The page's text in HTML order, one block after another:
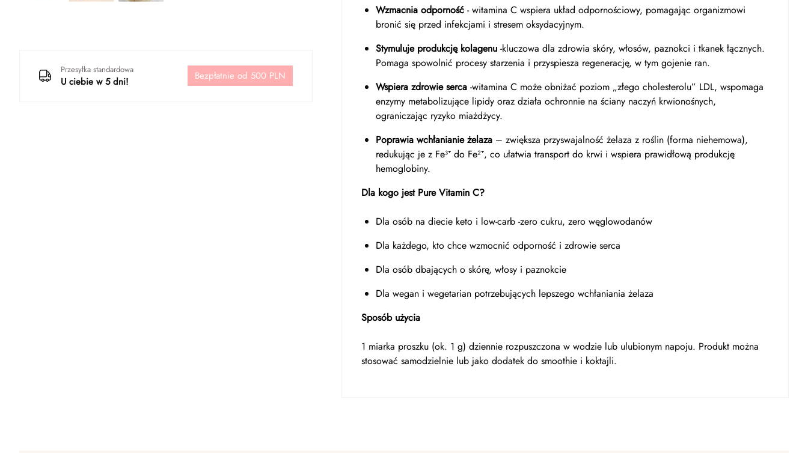
Przesyłka standardowa
U ciebie w 5 dni! Bezpłatnie od 500 PLN
Wzmacnia odporność - witamina C wspiera układ odpornościowy, pomagając organizmowi
bronić się przed infekcjami i stresem oksydacyjnym.
Stymuluje produkcję kolagenu -kluczowa dla zdrowia skóry, włosów, paznokci i tkanek łącznych.
Pomaga spowolnić procesy starzenia i przyspiesza regenerację, w tym gojenie ran.
Wspiera zdrowie serca -witamina C może obniżać poziom „złego cholesterolu” LDL, wspomaga
enzymy metabolizujące lipidy oraz działa ochronnie na ściany naczyń krwionośnych,
ograniczając ryzyko miażdżycy.
Poprawia wchłanianie żelaza – zwiększa przyswajalność żelaza z roślin (forma niehemowa),
redukując je z Fe³⁺ do Fe²⁺, co ułatwia transport do krwi i wspiera prawidłową produkcję
hemoglobiny.
Dla kogo jest Pure Vitamin C?
Dla osób na diecie keto i low-carb -zero cukru, zero węglowodanów
Dla każdego, kto chce wzmocnić odporność i zdrowie serca
Dla osób dbających o skórę, włosy i paznokcie
Dla wegan i wegetarian potrzebujących lepszego wchłaniania żelaza
Sposób użycia
1 miarka proszku (ok. 1 g) dziennie rozpuszczona w wodzie lub ulubionym napoju. Produkt można
stosować samodzielnie lub jako dodatek do smoothie i koktajli.